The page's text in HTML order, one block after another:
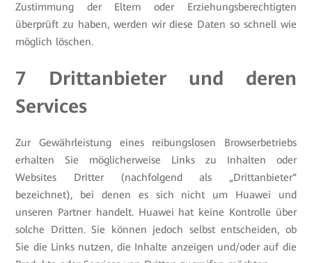
Zustimmung der Eltern oder Erziehungsberechtigten
überprüft zu haben, werden wir diese Daten so schnell wie
möglich löschen.
7 Drittanbieter und deren
Services
Zur Gewährleistung eines reibungslosen Browserbetriebs
erhalten Sie möglicherweise Links zu Inhalten oder
Websites Dritter (nachfolgend als „Drittanbieter“
bezeichnet), bei denen es sich nicht um Huawei und
unseren Partner handelt. Huawei hat keine Kontrolle über
solche Dritten. Sie können jedoch selbst entscheiden, ob
Sie die Links nutzen, die Inhalte anzeigen und/oder auf die